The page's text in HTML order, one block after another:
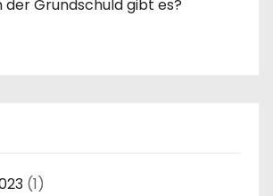
Grundschuld gibt es?
(1)